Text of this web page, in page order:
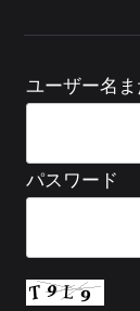
ユーザー名
パスワード